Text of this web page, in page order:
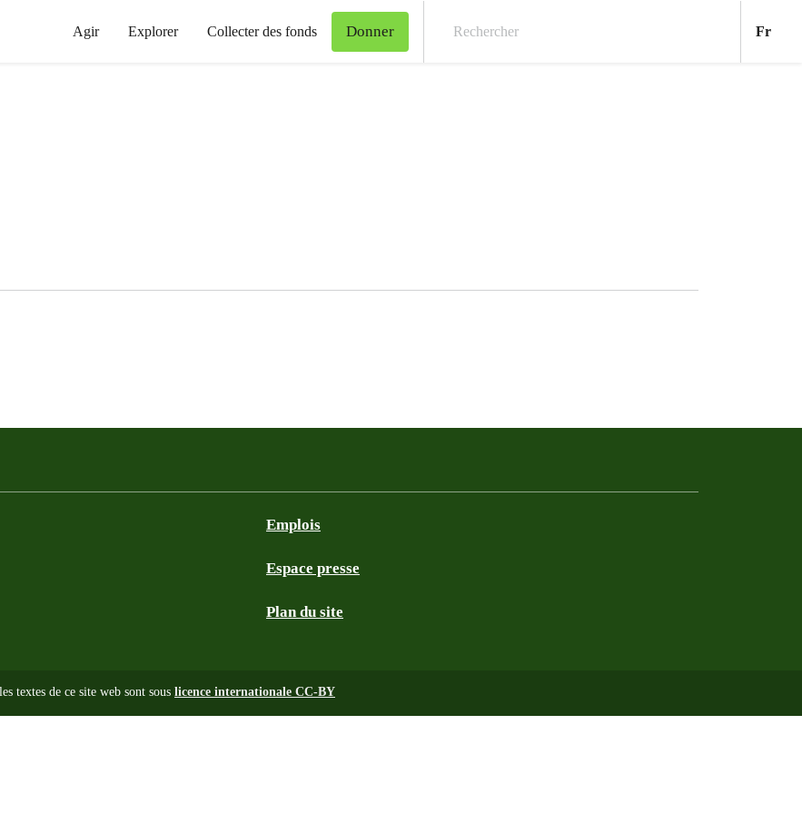
Agir Explorer Collecter des fonds Donner Fr
Emplois
Espace presse
Plan du site
textes de ce site web sont sous licence internationale CC-BY